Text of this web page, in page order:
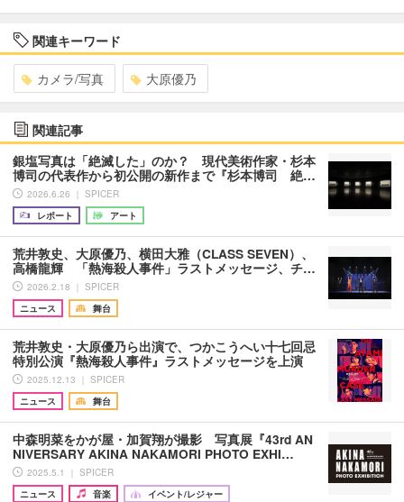
関連キーワード
カメラ/写真 大原優乃
関連記事
銀塩写真は「絶滅した」のか？ 現代美術作家・杉本
博司の代表作から初公開の新作まで『杉本博司 絶…
2026.6.26 ｜ SPICER
レポート
アート
荒井敦史、大原優乃、横田大雅（CLASS SEVEN）、
高橋龍輝 「熱海殺人事件」ラストメッセージ、チ…
2026.2.18 ｜ SPICER
ニュース
舞台
荒井敦史・大原優乃ら出演で、つかこうへい十七回忌
特別公演『熱海殺人事件』ラストメッセージを上演
2025.12.13 ｜ SPICER
ニュース
舞台
中森明菜をかが屋・加賀翔が撮影 写真展『43rd AN
NIVERSARY AKINA NAKAMORI PHOTO EXHI…
2025.5.1 ｜ SPICER
ニュース
音楽 イベント/レジャー